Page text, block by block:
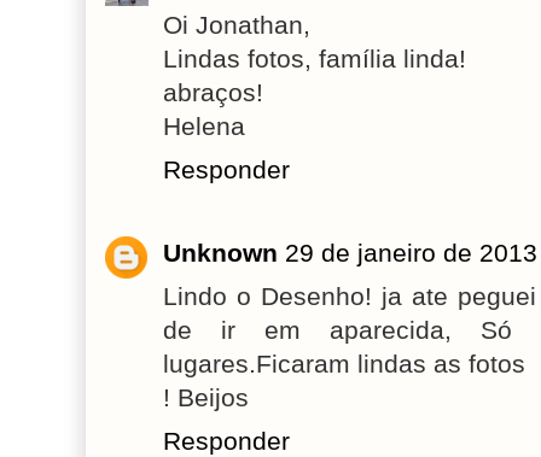
Oi Jonathan,
Lindas fotos, família linda!
abraços!
Helena
Responder
Unknown 29 de janeiro de
Lindo o Desenho! ja ate
de ir em aparecida, Só
lugares.Ficaram lindas as fotos
! Beijos
Responder